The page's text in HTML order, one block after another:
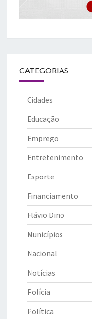
CATEGORIAS
Cidades
Educação
Emprego
Entretenimento
Esporte
Financiamento
Flávio Dino
Municípios
Nacional
Notícias
Polícia
Política